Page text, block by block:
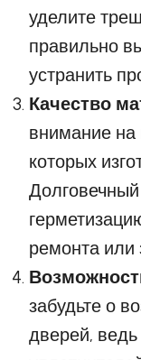
уделите
правильно
устранить
Качество
внимание на
которых
ремонта или
забудьте о
дверей,